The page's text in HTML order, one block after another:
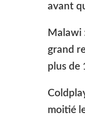
avant
Malawi
grand
plus de
moitié